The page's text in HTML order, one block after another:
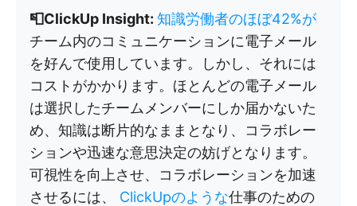
📮ClickUp Insight: 知識労働者のほぼ42%が
チーム内のコミュニケーションに電子メール
を好んで使用しています。しかし、それには
コストがかかります。ほとんどの電子メール
は選択したチームメンバーにしか届かないた
め、知識は断片的なままとなり、コラボレー
ションや迅速な意思決定の妨げとなります。
可視性を向上させ、コラボレーションを加速
させるには、
ClickUpのような仕事のための